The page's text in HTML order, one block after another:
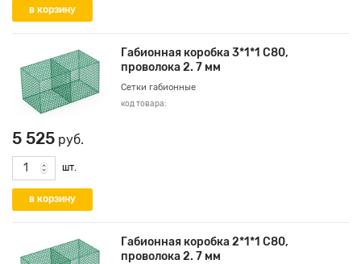
Габионная коробка 3*1*1 С80,
проволока 2. 7 мм
Сетки габионные
код товара:
5 525 руб.
шт.
Габионная коробка 2*1*1 С80,
проволока 2. 7 мм